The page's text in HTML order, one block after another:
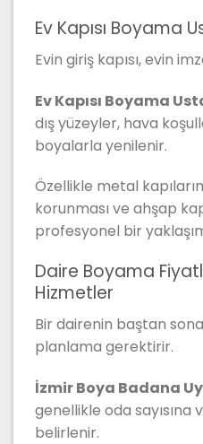
Ev Kapısı Boyama
Evin giriş kapısı, evin
Ev Kapısı Boyama
dış yüzeyler, hava
boyalarla yenilenir.
Özellikle metal
korunması ve ahşap
profesyonel bir
Daire Boyama
Hizmetler
Bir dairenin baştan
planlama gerektirir.
İzmir Boya Badana
genellikle oda
belirlenir.